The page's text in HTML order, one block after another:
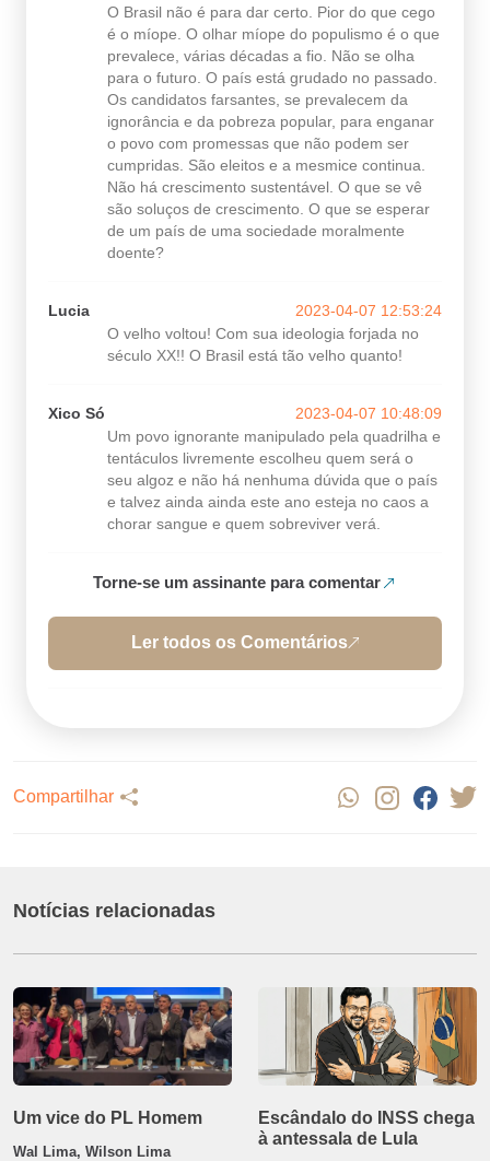
O Brasil não é para dar certo. Pior do que cego
é o míope. O olhar míope do populismo é o que
prevalece, várias décadas a fio. Não se olha
para o futuro. O país está grudado no passado.
Os candidatos farsantes, se prevalecem da
ignorância e da pobreza popular, para enganar
o povo com promessas que não podem ser
cumpridas. São eleitos e a mesmice continua.
Não há crescimento sustentável. O que se vê
são soluços de crescimento. O que se esperar
de um país de uma sociedade moralmente
doente?
Lucia
2023-04-07 12:53:24
O velho voltou! Com sua ideologia forjada no
século XX!! O Brasil está tão velho quanto!
Xico Só
2023-04-07 10:48:09
Um povo ignorante manipulado pela quadrilha e
tentáculos livremente escolheu quem será o
seu algoz e não há nenhuma dúvida que o país
e talvez ainda ainda este ano esteja no caos a
chorar sangue e quem sobreviver verá.
Torne-se um assinante para comentar
Ler todos os Comentários
Compartilhar
Notícias relacionadas
Um vice do PL Homem
Wal Lima, Wilson Lima
Escândalo do INSS chega
à antessala de Lula